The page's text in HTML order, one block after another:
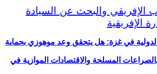
الدولية في غزة: هل يتحقق وعد موهوزي بحماية
المسلحة والاقتصادات الموازية في